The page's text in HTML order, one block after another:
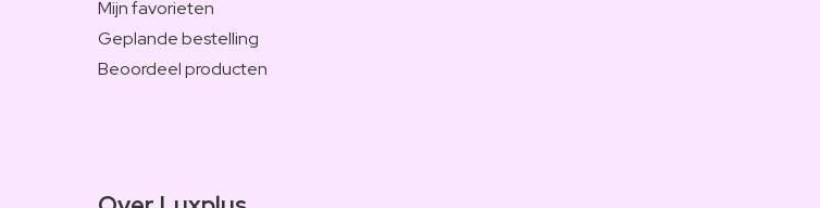
Mijn favorieten
Geplande bestelling
Beoordeel producten